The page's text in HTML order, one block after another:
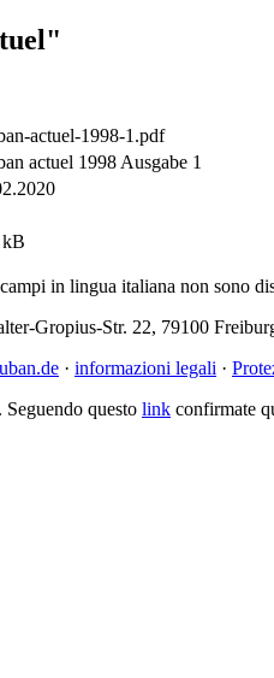
actuel-1998-1.pdf
actuel 1998 Ausgabe 1
in lingua italiana non sono
Gropius-Str. 22, 79100
· informazioni legali ·
questo link confirmate